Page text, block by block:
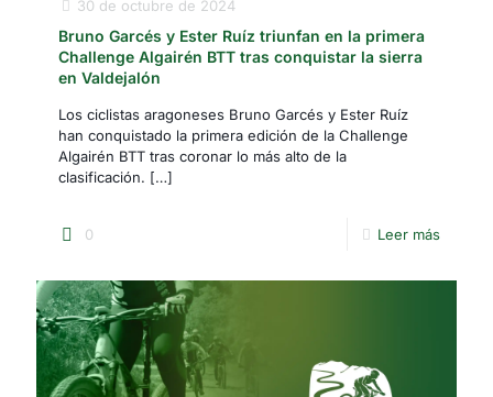
30 de octubre de 2024
Bruno Garcés y Ester Ruíz triunfan en la primera
Challenge Algairén BTT tras conquistar la sierra
en Valdejalón
Los ciclistas aragoneses Bruno Garcés y Ester Ruíz
han conquistado la primera edición de la Challenge
Algairén BTT tras coronar lo más alto de la
clasificación. […]
0 Leer más